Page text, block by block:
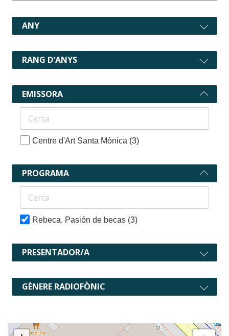
ANY
RANG D'ANYS
EMISSORA
Centre d'Art Santa Mònica (3)
PROGRAMA
Rebeca. Pasión de becas (3)
PRESENTADOR/A
GÈNERE RADIOFÒNIC